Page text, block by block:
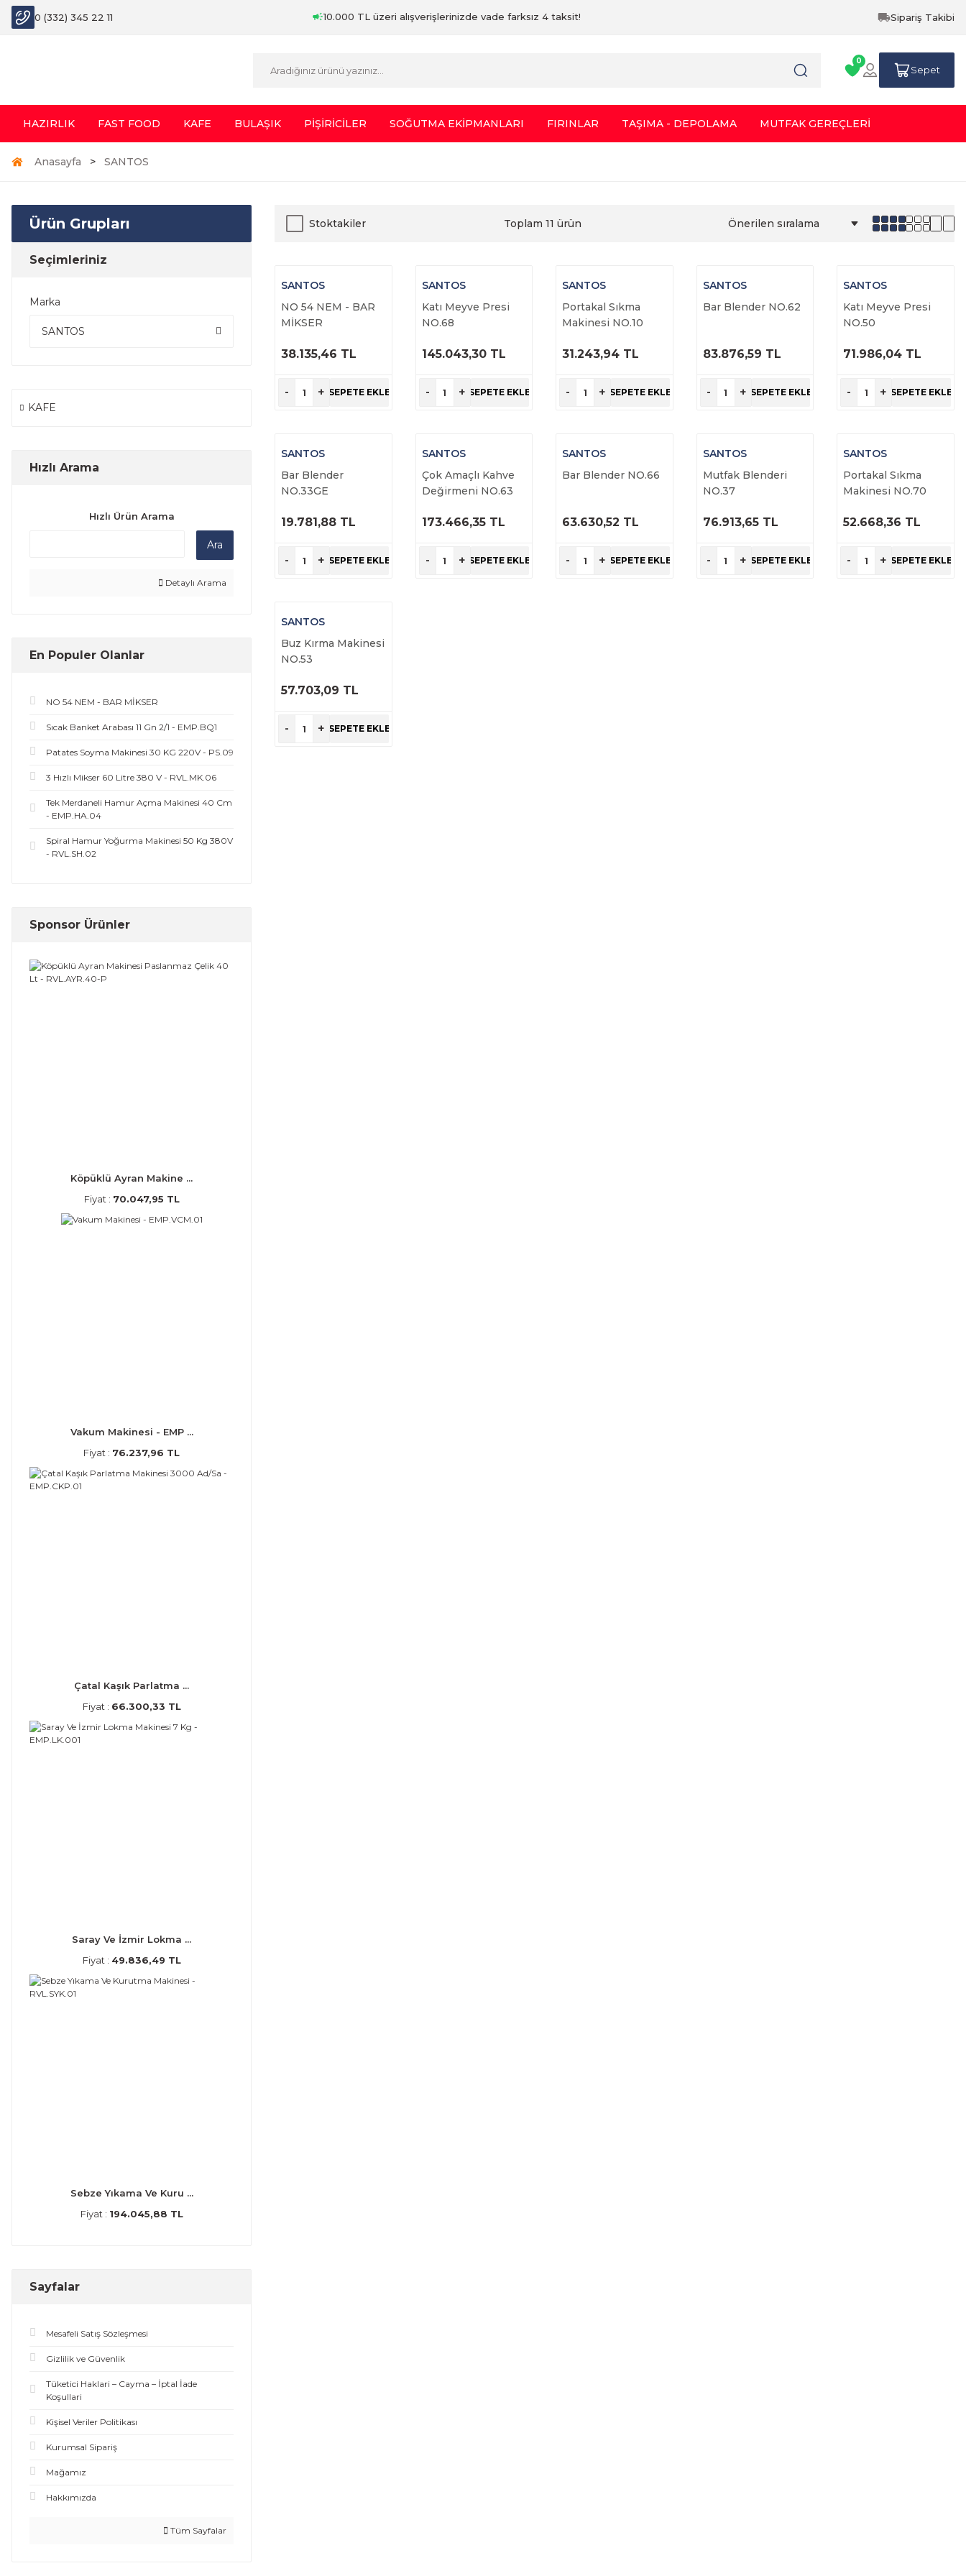
0 (332) 345 22 11 10.000 TL üzeri alışverişlerinizde vade farksız 4 taksit! Sipariş Takibi
0
Sepet
HAZIRLIK FAST FOOD KAFE BULAŞIK PİŞİRİCİLER SOĞUTMA EKİPMANLARI FIRINLAR TAŞIMA - DEPOLAMA MUTFAK GEREÇLERİ
Anasayfa SANTOS
Ürün Grupları
Seçimleriniz
Marka
SANTOS
KAFE
Hızlı Arama
Hızlı Ürün Arama
Ara
Detaylı Arama
En Populer Olanlar
NO 54 NEM - BAR MİKSER
Sıcak Banket Arabası 11 Gn 2/1 - EMP.BQ1
Patates Soyma Makinesi 30 KG 220V - PS.09
3 Hızlı Mikser 60 Litre 380 V - RVL.MK.06
Tek Merdaneli Hamur Açma Makinesi 40 Cm
- EMP.HA.04
Spiral Hamur Yoğurma Makinesi 50 Kg 380V
- RVL.SH.02
Sponsor Ürünler
Köpüklü Ayran Makine ...
Fiyat : 70.047,95 TL
Vakum Makinesi - EMP ...
Fiyat : 76.237,96 TL
Çatal Kaşık Parlatma ...
Fiyat : 66.300,33 TL
Saray Ve İzmir Lokma ...
Fiyat : 49.836,49 TL
Sebze Yıkama Ve Kuru ...
Fiyat : 194.045,88 TL
Sayfalar
Mesafeli Satış Sözleşmesi
Gizlilik ve Güvenlik
Tüketici Haklari – Cayma – İptal İade
Koşullari
Kişisel Veriler Politikası
Kurumsal Sipariş
Mağamız
Hakkımızda
Tüm Sayfalar
Stoktakiler Toplam 11 ürün
SANTOS
NO 54 NEM - BAR
MİKSER
38.135,46 TL
- + SEPETE EKLE
SANTOS
Katı Meyve Presi
NO.68
145.043,30 TL
- + SEPETE EKLE
SANTOS
Portakal Sıkma
Makinesi NO.10
31.243,94 TL
- + SEPETE EKLE
SANTOS
Bar Blender NO.62
83.876,59 TL
- + SEPETE EKLE
SANTOS
Katı Meyve Presi
NO.50
71.986,04 TL
- + SEPETE EKLE
SANTOS
Bar Blender
NO.33GE
19.781,88 TL
- + SEPETE EKLE
SANTOS
Çok Amaçlı Kahve
Değirmeni NO.63
173.466,35 TL
- + SEPETE EKLE
SANTOS
Bar Blender NO.66
63.630,52 TL
- + SEPETE EKLE
SANTOS
Mutfak Blenderi
NO.37
76.913,65 TL
- + SEPETE EKLE
SANTOS
Portakal Sıkma
Makinesi NO.70
52.668,36 TL
- + SEPETE EKLE
SANTOS
Buz Kırma Makinesi
NO.53
57.703,09 TL
- + SEPETE EKLE